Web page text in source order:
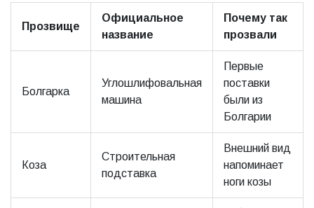
Прозвище
Официальное
название
Почему так
прозвали
Болгарка
Углошлифовальная
машина
Первые
поставки
были из
Болгарии
Коза
Строительная
подставка
Внешний вид
напоминает
ноги козы